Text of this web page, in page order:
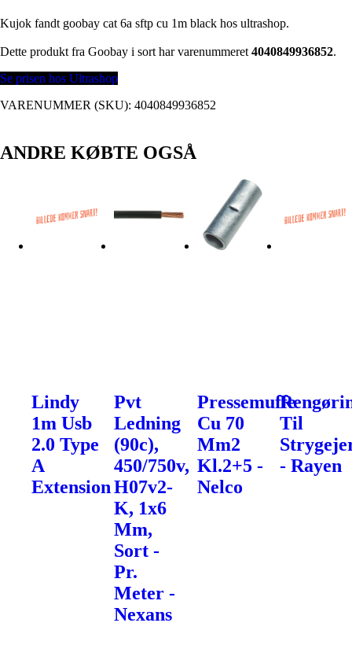
Kujok fandt goobay cat 6a sftp cu 1m black hos ultrashop.
Dette produkt fra Goobay i sort har varenummeret 4040849936852.
Se prisen hos Ultrashop
VARENUMMER (SKU): 4040849936852
ANDRE KØBTE OGSÅ
Lindy
1m Usb
2.0 Type
A
Extension
Pvt
Ledning
(90c),
450/750v,
H07v2-
K, 1x6
Mm,
Sort -
Pr.
Meter -
Nexans
Pressemuffe
Cu 70
Mm2
Kl.2+5 -
Nelco
Til
- Rayen